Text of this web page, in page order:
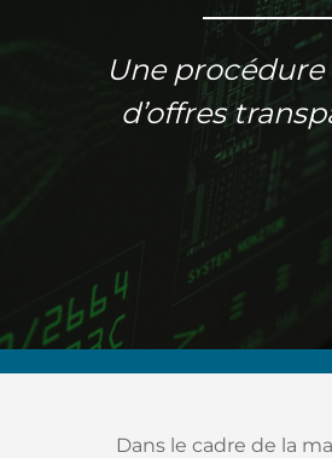
Une procédure
d’offres
Dans le cadre de la